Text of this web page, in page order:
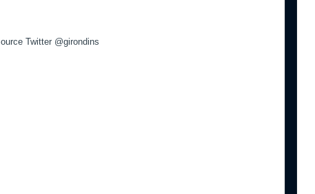
Twitter @girondins